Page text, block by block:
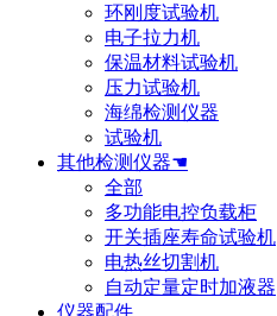
环刚度试验机
电子拉力机
保温材料试验机
压力试验机
海绵检测仪器
试验机
其他检测仪器☚
全部
多功能电控负载柜
开关插座寿命试验机
电热丝切割机
自动定量定时加液器
仪器配件